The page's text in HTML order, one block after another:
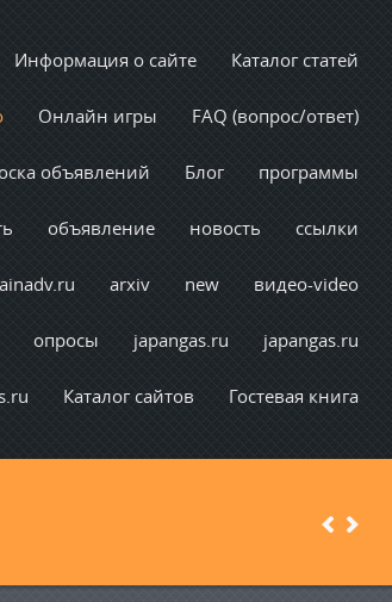
Информация о сайте Каталог статей
Онлайн игры FAQ (вопрос/ответ)
объявлений Блог программы
объявление новость ссылки
arxiv new видео-video
опросы japangas.ru japangas.ru
Каталог сайтов Гостевая книга
Previous